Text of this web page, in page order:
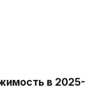
в 2025-